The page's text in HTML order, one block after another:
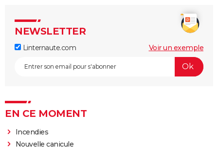
NEWSLETTER
Linternaute.com Voir un exemple
EN CE MOMENT
Incendies
Nouvelle canicule